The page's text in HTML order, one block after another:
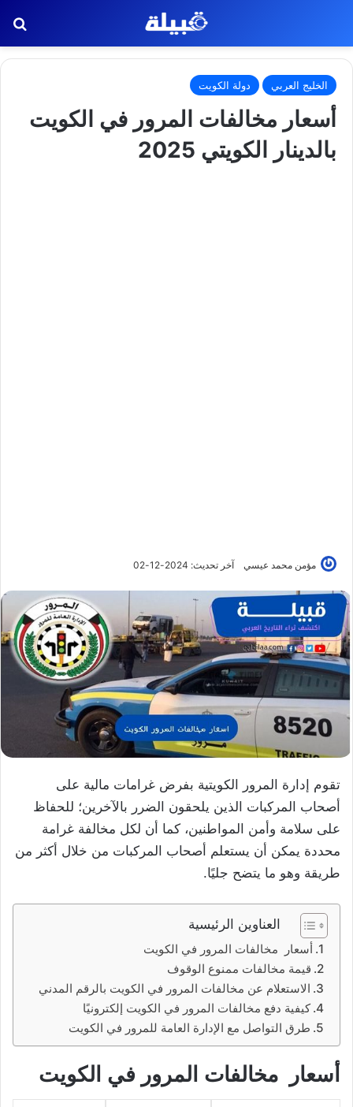
الخليج العربي دولة الكويت
أسعار مخالفات المرور في الكويت
بالدينار الكويتي 2025
مؤمن محمد عيسي آخر تحديث: 2024-12-02
تقوم إدارة المرور الكويتية بفرض غرامات مالية على
أصحاب المركبات الذين يلحقون الضرر بالآخرين؛ للحفاظ
على سلامة وأمن المواطنين، كما أن لكل مخالفة غرامة
محددة يمكن أن يستعلم أصحاب المركبات من خلال أكثر من
طريقة وهو ما يتضح جليًا.
العناوين الرئيسية
أسعار مخالفات المرور في الكويت
قيمة مخالفات ممنوع الوقوف
الاستعلام عن مخالفات المرور في الكويت بالرقم المدني
كيفية دفع مخالفات المرور في الكويت إلكترونيًا
طرق التواصل مع الإدارة العامة للمرور في الكويت
أسعار مخالفات المرور في الكويت